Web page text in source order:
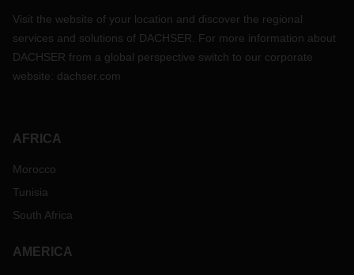
Visit the website of your location and discover the regional
services and solutions of DACHSER. For more information about
DACHSER from a global perspective switch to our corporate
website: dachser.com
AFRICA
Morocco
Tunisia
South Africa
AMERICA